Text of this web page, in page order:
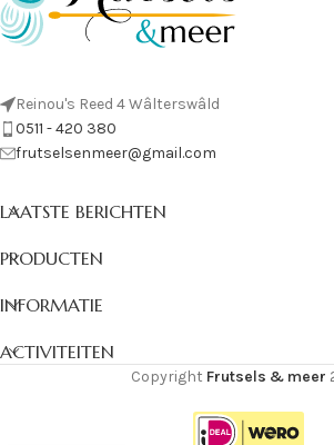
Reinou's Reed 4 Wâlterswâld
0511 - 420 380
frutselsenmeer@gmail.com
LAATSTE BERICHTEN
PRODUCTEN
INFORMATIE
ACTIVITEITEN
Copyright Frutsels & meer